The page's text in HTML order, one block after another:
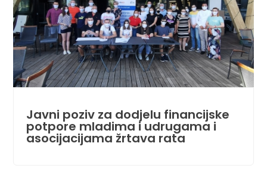
Javni poziv za dodjelu financijske
potpore mladima i udrugama i
asocijacijama žrtava rata